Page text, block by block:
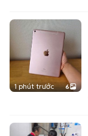
1 phút trước 6